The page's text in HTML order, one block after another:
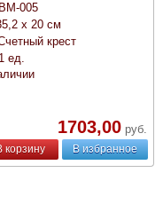
ВМ-005
х 20 см
крест
1 ед.
1703,00 руб.
корзину В избранное